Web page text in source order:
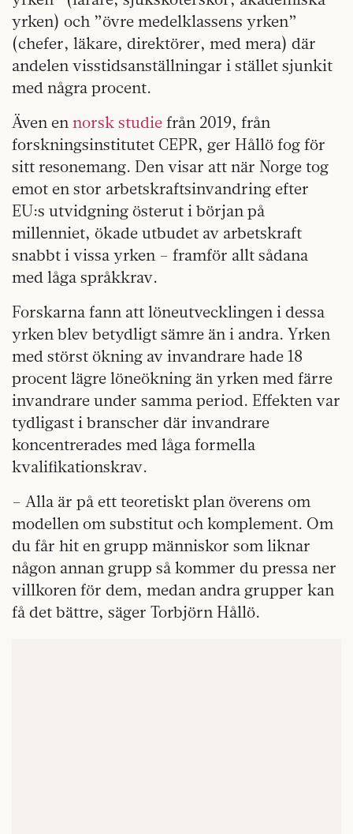
yrken) och ”övre medelklassens yrken”
(chefer, läkare, direktörer, med mera) där
andelen visstidsanställningar i stället sjunkit
med några procent.
Även ennorsk studie från 2019, från
forskningsinstitutet CEPR, ger Hållö fog för
sitt resonemang. Den visar att när Norge tog
emot en stor arbetskraftsinvandring efter
EU:s utvidgning österut i början på
millenniet, ökade utbudet av arbetskraft
snabbt i vissa yrken – framför allt sådana
med låga språkkrav.
Forskarna fann att löneutvecklingen i dessa
yrken blev betydligt sämre än i andra. Yrken
med störst ökning av invandrare hade 18
procent lägre löneökning än yrken med färre
invandrare under samma period. Effekten var
tydligast i branscher där invandrare
koncentrerades med låga formella
kvalifikationskrav.
– Alla är på ett teoretiskt plan överens om
modellen om substitut och komplement. Om
du får hit en grupp människor som liknar
någon annan grupp så kommer du pressa ner
villkoren för dem, medan andra grupper kan
få det bättre, säger Torbjörn Hållö.